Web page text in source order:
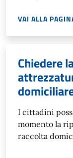
VAI ALLA
Chiedere
I cittadini
momento la
raccolta